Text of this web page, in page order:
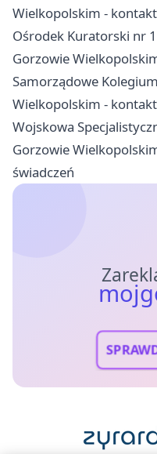
Wielkopolskim -
Ośrodek Kuratorski nr
Gorzowie
Samorządowe
Wielkopolskim -
Wojskowa
Gorzowie
świadczeń